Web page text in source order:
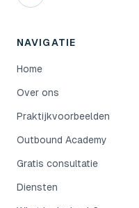
NAVIGATIE
Home
Over ons
Praktijkvoorbeelden
Outbound Academy
Gratis consultatie
Diensten